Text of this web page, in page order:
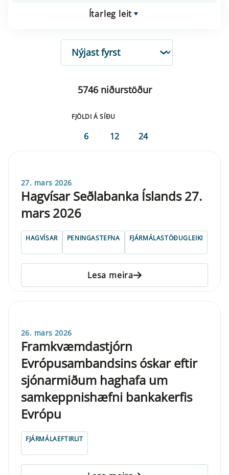
Ítarleg leit
RÖÐUN
5746 niðurstöður
FJÖLDI Á SÍÐU
6 12 24
27. mars 2026
Hagvísar Seðlabanka Íslands 27.
mars 2026
HAGVÍSAR PENINGASTEFNA FJÁRMÁLASTÖÐUGLEIKI
Lesa meira
26. mars 2026
Framkvæmdastjórn
Evrópusambandsins óskar eftir
sjónarmiðum haghafa um
samkeppnishæfni bankakerfis
Evrópu
FJÁRMÁLAEFTIRLIT